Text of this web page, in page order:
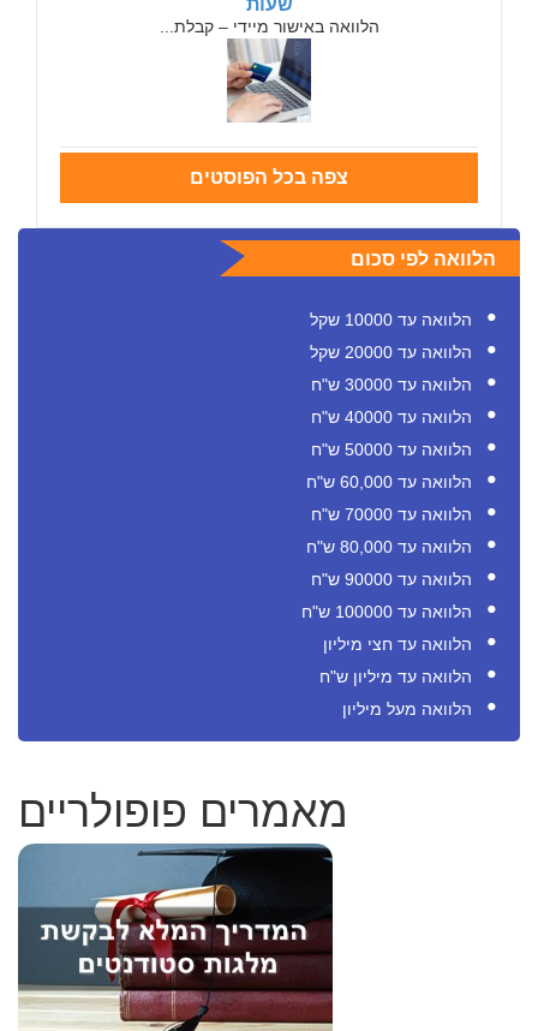
שעות
הלוואה באישור מיידי – קבלת...
צפה בכל הפוסטים
הלוואה לפי סכום
הלוואה עד 10000 שקל
הלוואה עד 20000 שקל
הלוואה עד 30000 ש"ח
הלוואה עד 40000 ש"ח
הלוואה עד 50000 ש"ח
הלוואה עד 60,000 ש"ח
הלוואה עד 70000 ש"ח
הלוואה עד 80,000 ש"ח
הלוואה עד 90000 ש"ח
הלוואה עד 100000 ש"ח
הלוואה עד חצי מיליון
הלוואה עד מיליון ש"ח
הלוואה מעל מיליון
מאמרים פופולריים